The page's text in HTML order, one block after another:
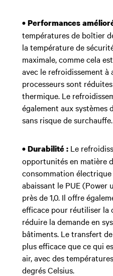
• Performances
températures de boîtier
la température de
maximale, comme cela
avec le refroidissement à
processeurs sont
thermique. Le
également aux
sans risque de surchauffe.
• Durabilité : Le
opportunités en matière
consommation
abaissant le PUE (Power
près de 1,0. Il offre
efficace pour réutiliser la
réduire la demande en
bâtiments. Le transfert
plus efficace que ce qui
air, avec des
degrés Celsius.